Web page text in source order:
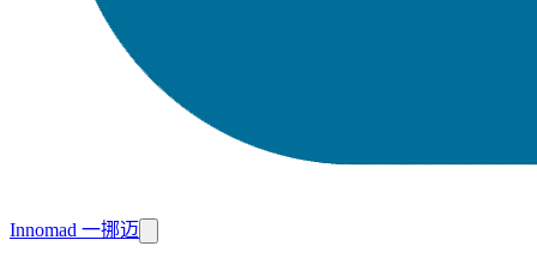
Innomad 一挪迈